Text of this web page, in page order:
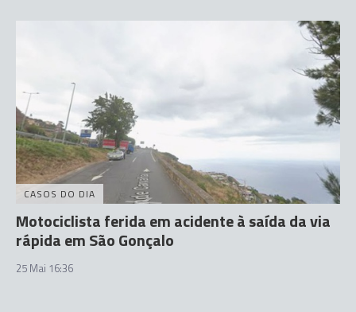
CASOS DO DIA
Motociclista ferida em acidente à saída da via
rápida em São Gonçalo
25 Mai 16:36